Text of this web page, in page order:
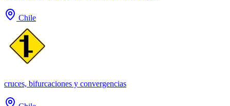
Chile
cruces, bifurcaciones y convergencias